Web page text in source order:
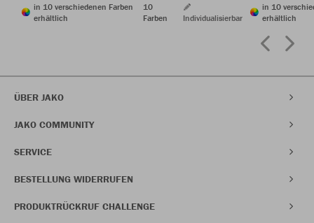
in 10 verschiedenen Farben
erhältlich
10
Farben
Individualisierbar
in 10
erhältlich
ÜBER JAKO
JAKO COMMUNITY
SERVICE
BESTELLUNG WIDERRUFEN
PRODUKTRÜCKRUF CHALLENGE